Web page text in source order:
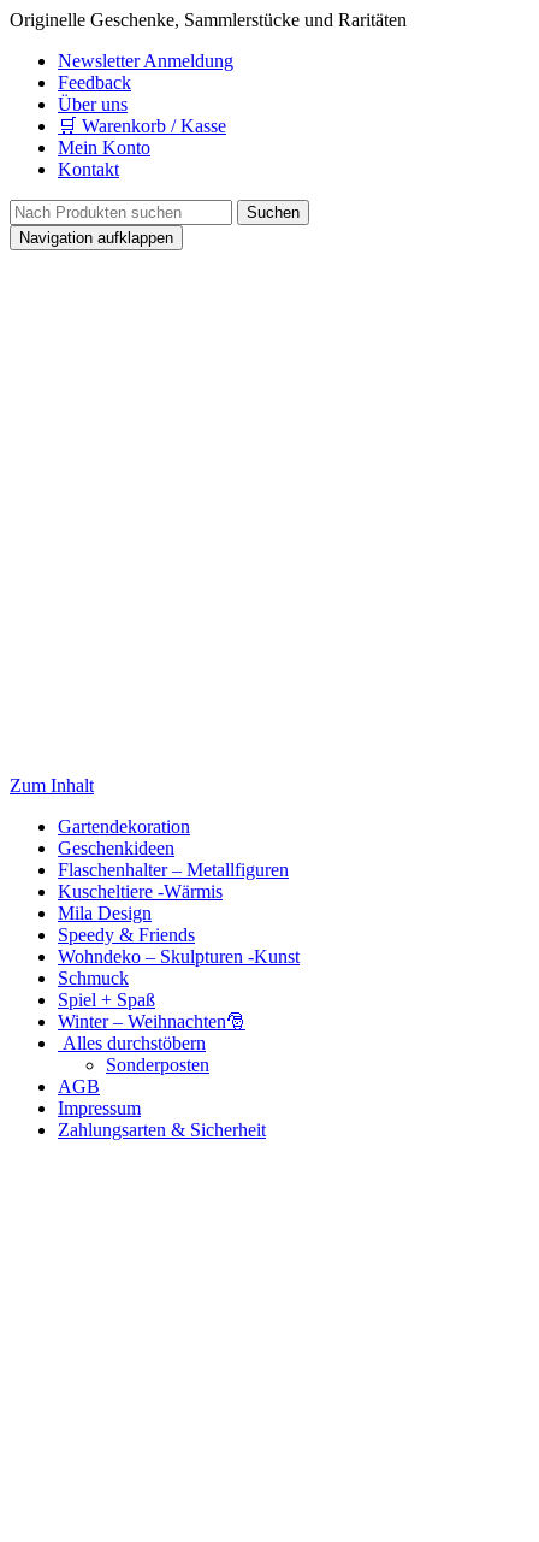
Originelle Geschenke, Sammlerstücke und Raritäten
Newsletter Anmeldung
Feedback
Über uns
🛒 Warenkorb / Kasse
Mein Konto
Kontakt
Navigation aufklappen
Zum Inhalt
Gartendekoration
Geschenkideen
Flaschenhalter – Metallfiguren
Kuscheltiere -Wärmis
Mila Design
Speedy & Friends
Wohndeko – Skulpturen -Kunst
Schmuck
Spiel + Spaß
Winter – Weihnachten🎅
Alles durchstöbern
Sonderposten
AGB
Impressum
Zahlungsarten & Sicherheit